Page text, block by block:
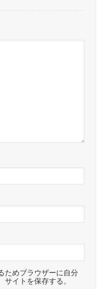
ためブラウザーに自分
サイトを保存する。